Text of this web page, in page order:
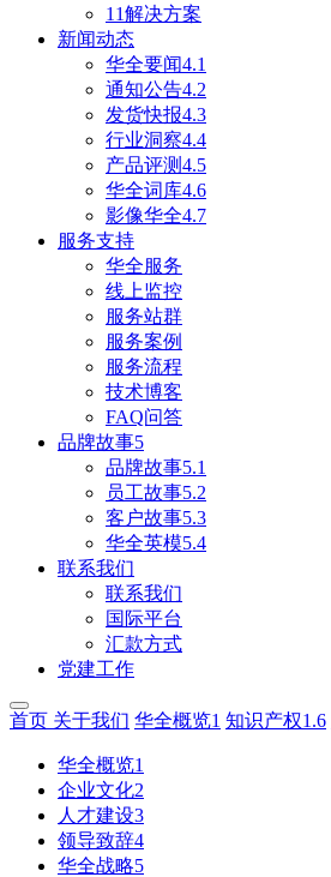
11解决方案
新闻动态
华全要闻4.1
通知公告4.2
发货快报4.3
行业洞察4.4
产品评测4.5
华全词库4.6
影像华全4.7
服务支持
华全服务
线上监控
服务站群
服务案例
服务流程
技术博客
FAQ问答
品牌故事5
品牌故事5.1
员工故事5.2
客户故事5.3
华全英模5.4
联系我们
联系我们
国际平台
汇款方式
党建工作
首页 关于我们 华全概览1 知识产权1.6
华全概览1
企业文化2
人才建设3
领导致辞4
华全战略5